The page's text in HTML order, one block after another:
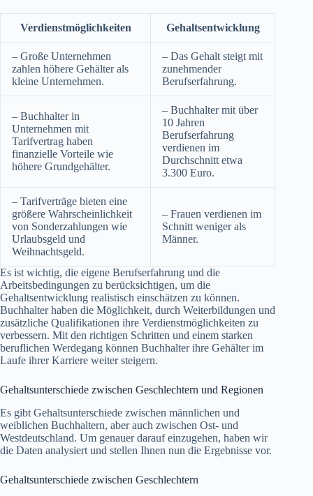
Verdienstmöglichkeiten Gehaltsentwicklung
– Große Unternehmen
zahlen höhere Gehälter als
kleine Unternehmen.
– Das Gehalt steigt mit
zunehmender
Berufserfahrung.
– Buchhalter in
Unternehmen mit
Tarifvertrag haben
finanzielle Vorteile wie
höhere Grundgehälter.
– Buchhalter mit über
10 Jahren
Berufserfahrung
verdienen im
Durchschnitt etwa
3.300 Euro.
– Tarifverträge bieten eine
größere Wahrscheinlichkeit
von Sonderzahlungen wie
Urlaubsgeld und
Weihnachtsgeld.
– Frauen verdienen im
Schnitt weniger als
Männer.
Es ist wichtig, die eigene Berufserfahrung und die
Arbeitsbedingungen zu berücksichtigen, um die
Gehaltsentwicklung realistisch einschätzen zu können.
Buchhalter haben die Möglichkeit, durch Weiterbildungen und
zusätzliche Qualifikationen ihre Verdienstmöglichkeiten zu
verbessern. Mit den richtigen Schritten und einem starken
beruflichen Werdegang können Buchhalter ihre Gehälter im
Laufe ihrer Karriere weiter steigern.
Gehaltsunterschiede zwischen Geschlechtern und Regionen
Es gibt Gehaltsunterschiede zwischen männlichen und
weiblichen Buchhaltern, aber auch zwischen Ost- und
Westdeutschland. Um genauer darauf einzugehen, haben wir
die Daten analysiert und stellen Ihnen nun die Ergebnisse vor.
Gehaltsunterschiede zwischen Geschlechtern